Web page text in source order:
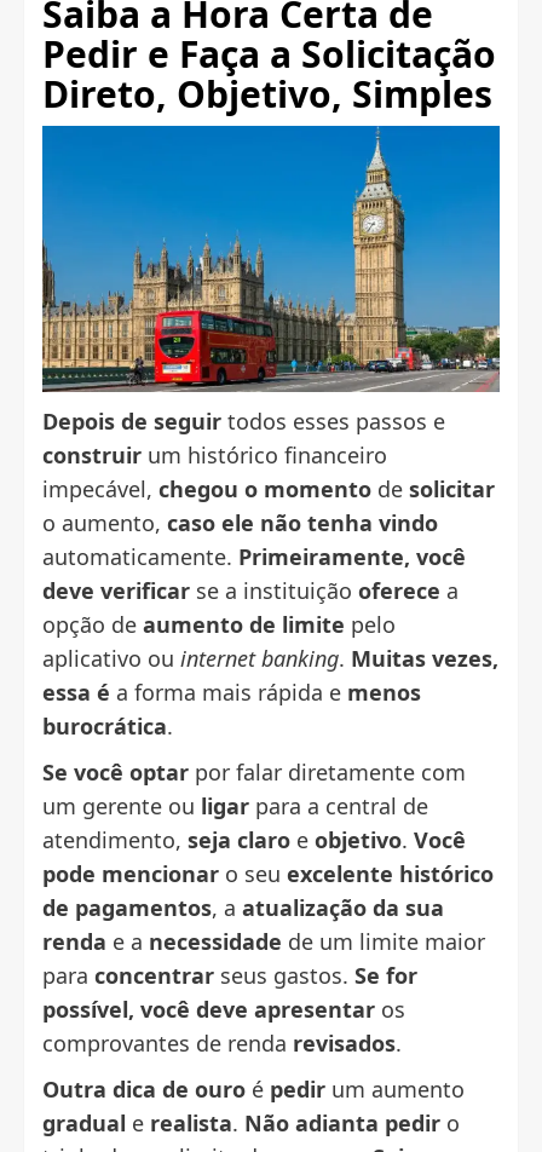
Saiba a Hora Certa de
Pedir e Faça a Solicitação
Direto, Objetivo, Simples
Depois de seguir todos esses passos e
construir um histórico financeiro
impecável, chegou o momento de solicitar
o aumento, caso ele não tenha vindo
automaticamente. Primeiramente, você
deve verificar se a instituição oferece a
opção de aumento de limite pelo
aplicativo ou internet banking. Muitas vezes,
essa é a forma mais rápida e menos
burocrática.
Se você optar por falar diretamente com
um gerente ou ligar para a central de
atendimento, seja claro e objetivo. Você
pode mencionar o seu excelente histórico
de pagamentos, a atualização da sua
renda e a necessidade de um limite maior
para concentrar seus gastos. Se for
possível, você deve apresentar os
comprovantes de renda revisados.
Outra dica de ouro é pedir um aumento
gradual e realista. Não adianta pedir o